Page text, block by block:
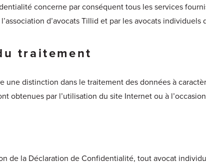
concerne par conséquent tous les services
d’avocats Tillid et par les avocats individuels
traitement
une distinction dans le traitement des données à
obtenues par l’utilisation du site Internet ou à
de la Déclaration de Confidentialité, tout avocat